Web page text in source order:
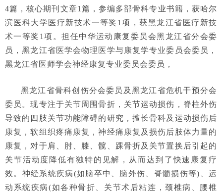
4篇，核心期刊文章1篇，参编多部骨科专业书籍，获哈尔
滨医科大学医疗新技术一等奖1项，获黑龙江省医疗新技
术一等奖1项。担任中华运动康复委员会黑龙江省分会委
员，黑龙江省医学会物理医学与康复学专业委员会委员，
黑龙江省医师学会神经康复专业委员会委员，
黑龙江省骨科创伤分会委员及黑龙江省危机干预分会
委员。现专注于关节周围骨折，关节运动损伤，脊柱外伤
导致的四肢关节功能障碍的研究，擅长骨科及运动损伤后
康复，软组织疼痛康复，神经痛康复及损伤后肢体力量的
康复，对于肩、肘、膝、髋、踝骨折及关节置换后引起的
关节活动度降低有独特的见解，从而达到了快速康复疗
效。神经系统疾病(如脑卒中、脑外伤、脊髓损伤等)、运
动系统疾病(如各种骨折、关节术后粘连，颈椎病、腰椎